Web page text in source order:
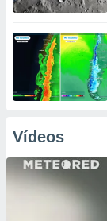
Vídeos